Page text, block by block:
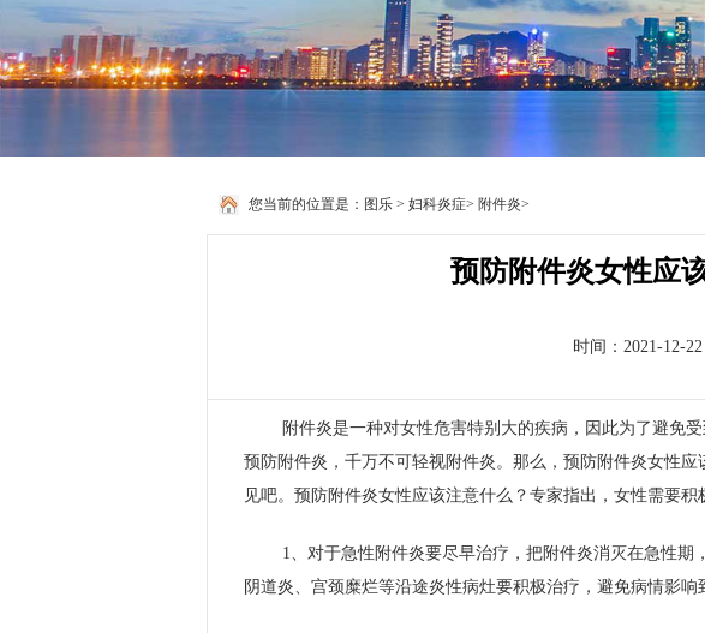
您当前的位置是： 图乐 > 妇科炎症> 附件炎>
预防附件炎女性应
时间：2021-12-22
附件炎是一种对女性危害特别大的疾病，因此为了避免
预防附件炎，千万不可轻视附件炎。那么，预防附件炎女性
见吧。预防附件炎女性应该注意什么？专家指出，女性需要
1、对于急性附件炎要尽早治疗，把附件炎消灭在急性
阴道炎、宫颈糜烂等沿途炎性病灶要积极治疗，避免病情影响